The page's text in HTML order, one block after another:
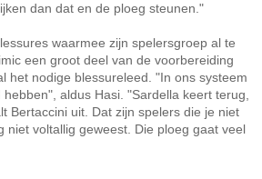
dan dat en de ploeg steunen."
waarmee zijn spelersgroep al te
een groot deel van de voorbereiding
het nodige blessureleed. "In ons systeem
aldus Hasi. "Sardella keert terug,
Bertaccini uit. Dat zijn spelers die je niet
niet voltallig geweest. Die ploeg gaat veel